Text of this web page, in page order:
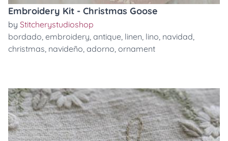
Embroidery Kit - Christmas Goose
by Stitcherystudioshop
bordado, embroidery, antique, linen, lino, navidad,
christmas, navideño, adorno, ornament